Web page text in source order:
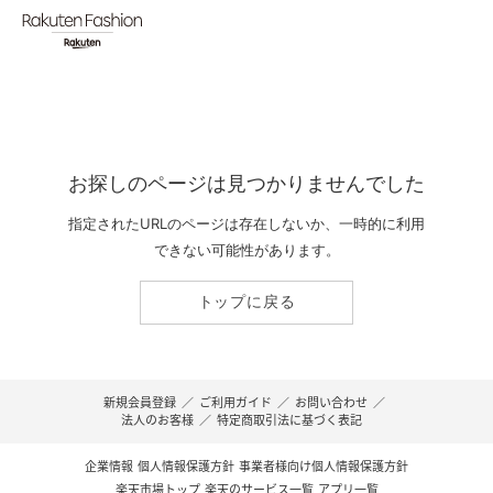
お探しのページは見つかりませんでした
指定されたURLのページは存在しないか、一時的に利用
できない可能性があります。
トップに戻る
新規会員登録 ／ ご利用ガイド ／ お問い合わせ ／
法人のお客様 ／ 特定商取引法に基づく表記
企業情報 個人情報保護方針 事業者様向け個人情報保護方針
楽天市場トップ 楽天のサービス一覧 アプリ一覧